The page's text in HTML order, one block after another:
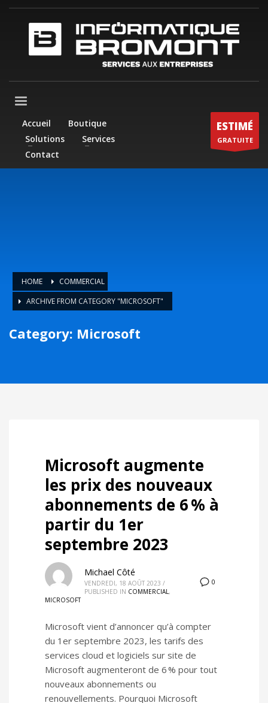
Accueil
Boutique
Solutions
Services
Contact
ESTIMÉ
GRATUITE
HOME
COMMERCIAL
ARCHIVE FROM CATEGORY "MICROSOFT"
Category: Microsoft
Microsoft augmente
les prix des nouveaux
abonnements de 6 % à
partir du 1er
septembre 2023
0
Michael Côté
VENDREDI, 18 AOÛT 2023 /
PUBLISHED IN COMMERCIAL ,
MICROSOFT
Microsoft vient d’annoncer qu’à compter
du 1er septembre 2023, les tarifs des
services cloud et logiciels sur site de
Microsoft augmenteront de 6 % pour tout
nouveaux abonnements ou
renouvellements. Pourquoi Microsoft